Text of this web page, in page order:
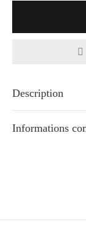
Description
Informations